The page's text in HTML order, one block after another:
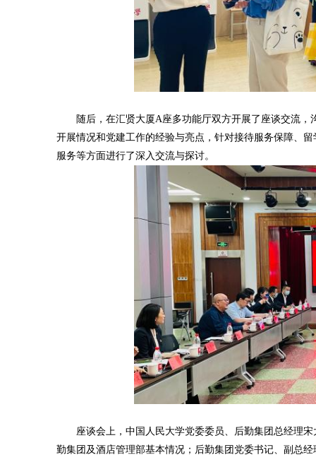
随后，在汇贤大厦A座多功能厅双方开展了座谈交流，
开展情况和党建工作的经验与亮点，针对接待服务保障、
服务等方面进行了深入交流与探讨。
座谈会上，中国人民大学党委委员、后勤集团总经理宋
勤集团及酒店管理部基本情况；后勤集团党委书记、副总